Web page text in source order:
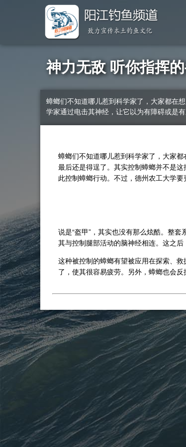
神力无敌 听你指挥
蟑螂们不知道哪儿惹到科学家了，大家都在
学家通过电击其神经，让它以为有障碍或是
蟑螂们不知道哪儿惹到科学家了，大家
最后还是得逞了。其实控制蟑螂并不是
此控制蟑螂行动。不过，德州农工大学要
说是“盔甲”，其实也没有那么炫酷。整
其与控制腿部活动的脑神经相连。这之后
这种被控制的蟑螂有望被应用在探索、
了，使其很容易疲劳。另外，蟑螂也会反